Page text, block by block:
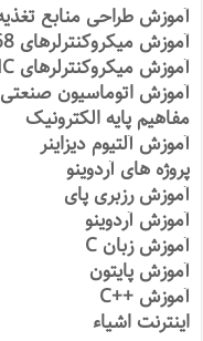
آموزش طراحی منابع
آموزش میکروکنترلرهای LPC1768
آموزش میکروکنترلرهای PIC
آموزش اتوماسیون صنعتی
مفاهیم پایه الکترونیک
آموزش آلتیوم دیزاینر
پروژه های آردوینو
آموزش رزبری پای
آموزش آردوینو
آموزش زبان C
آموزش پایتون
آموزش ++C
اینترنت اشیاء